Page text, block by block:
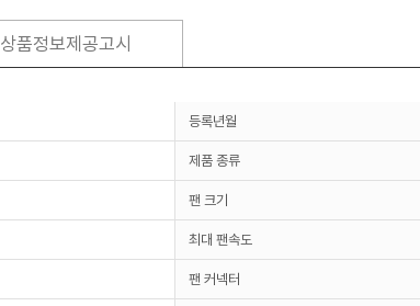
상품정보제공고시
등록년월
제품 종류
팬 크기
최대 팬속도
팬 커넥터